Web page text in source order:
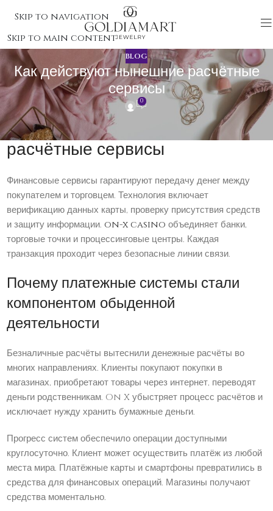
Skip to navigation
Skip to main content
BLOG
Как действуют нынешние расчётные
сервисы
0
Как действуют нынешние
расчётные сервисы
Финансовые сервисы гарантируют передачу денег между
покупателем и торговцем. Технология включает
верификацию данных карты, проверку присутствия средств
и защиту информации.on-x casino объединяет банки,
торговые точки и процессинговые центры. Каждая
транзакция проходит через безопасные линии связи.
Почему платежные системы стали
компонентом обыденной
деятельности
Безналичные расчёты вытеснили денежные расчёты во
многих направлениях. Клиенты покупают покупки в
магазинах, приобретают товары через интернет, переводят
деньги родственникам. On X убыстряет процесс расчётов и
исключает нужду хранить бумажные деньги.
Прогресс систем обеспечило операции доступными
круглосуточно. Клиент может осуществить платёж из любой
места мира. Платёжные карты и смартфоны превратились в
средства для финансовых операций. Магазины получают
средства моментально.